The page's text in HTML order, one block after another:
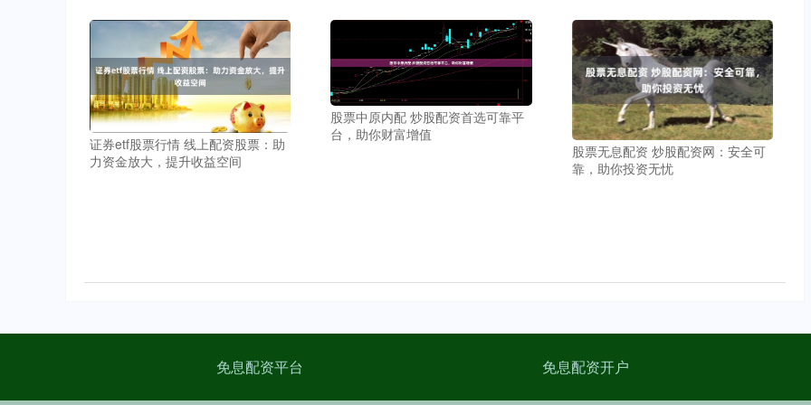
证券etf股票行情 线上配资股票：助
力资金放大，提升收益空间
股票中原内配 炒股配资首选可靠平
台，助你财富增值
股票无息配资 炒股配资网：安全可
靠，助你投资无忧
免息配资平台 免息配资开户